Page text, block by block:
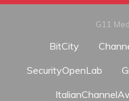
G11
BitCity
SecurityOpenLab